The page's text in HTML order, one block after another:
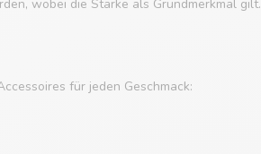
wobei die Stärke als Grundmerkmal gilt.
für jeden Geschmack: